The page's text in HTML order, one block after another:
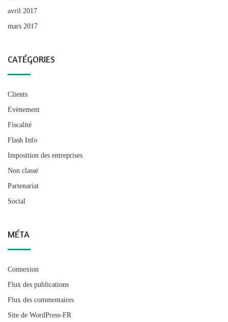
avril 2017
mars 2017
CATÉGORIES
Clients
Evènement
Fiscalité
Flash Info
Imposition des entreprises
Non classé
Partenariat
Social
MÉTA
Connexion
Flux des publications
Flux des commentaires
Site de WordPress-FR